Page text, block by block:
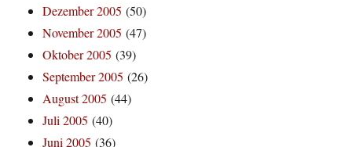
Dezember 2005 (50)
November 2005 (47)
Oktober 2005 (39)
September 2005 (26)
August 2005 (44)
Juli 2005 (40)
Juni 2005 (36)